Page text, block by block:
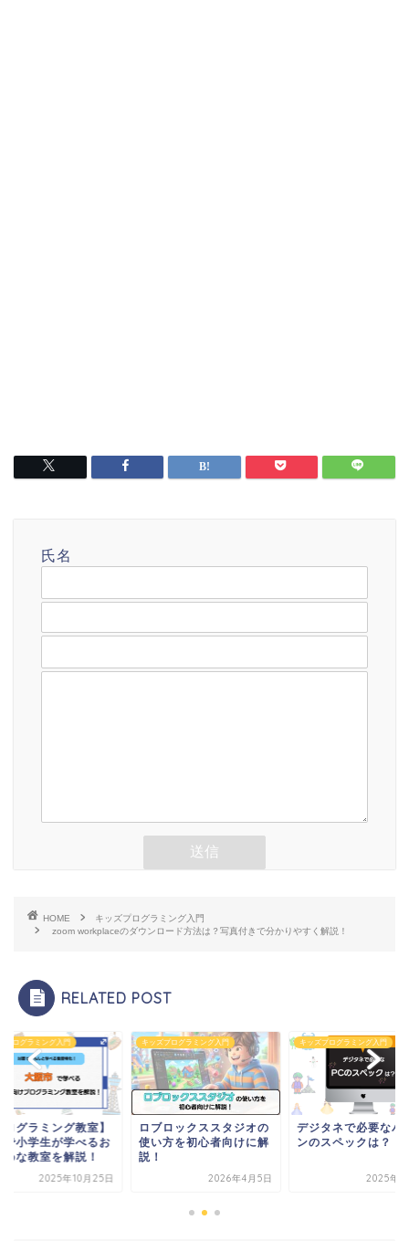
氏名
HOME
キッズプログラミング入門
zoom workplaceのダウンロード方法は？写真付きで分かりやすく解説！
RELATED POST
プログラミング入門
ロックススタジオの
方を初心者向けに解
2026年4月5日
キッズプログラミング入門
デジタネで必要なパソコ
ンのスペックは？
2025年9月8日
キッズプログラミング入門
【プログラミング教
大阪で小学生が学べ
2025年10